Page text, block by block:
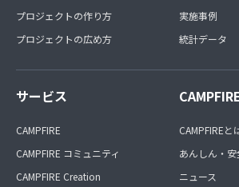
プロジェクトの作り方
プロジェクトの広め方
実施事例
統計データ
サービス
CAMPFIRE
CAMPFIRE コミュニティ
CAMPFIRE Creation
CAMPFIREと
あんしん・
ニュース